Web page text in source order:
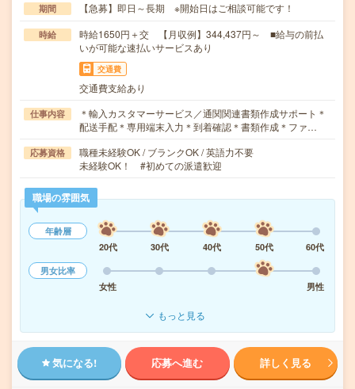
期間 【急募】即日～長期 ※開始日はご相談可能です！
時給
時給1650円＋交 【月収例】344,437円～ ■給与の前払
いが可能な速払いサービスあり
交通費
交通費支給あり
仕事内容
＊輸入カスタマーサービス／通関関連書類作成サポート＊
配送手配＊専用端末入力＊到着確認＊書類作成＊ファ…
応募資格
職種未経験OK / ブランクOK / 英語力不要
未経験OK！ #初めての派遣歓迎
職場の雰囲気
年齢層
20代
30代 40代 50代
60代
男女比率
女性
男性
もっと見る
気になる! 応募へ進む 詳しく見る